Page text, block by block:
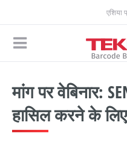
एशिया
मांग पर वेबिनार:
हासिल करने के